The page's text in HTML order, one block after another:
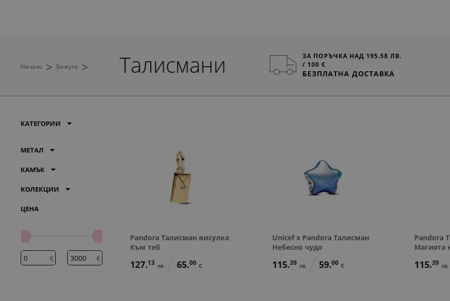
Начало > Бижута > Талисмани
ЗА ПОРЪЧКА НАД 195.58 ЛВ.
/ 100 €
БЕЗПЛАТНА ДОСТАВКА
КАТЕГОРИИ
МЕТАЛ
КАМЪК
КОЛЕКЦИИ
ЦЕНА
€ €
Pandora Талисман висулка
Към теб
127.13 лв. 65.00 €
Unicef x Pandora Талисман
Небесно чудо
115.39 лв. 59.00 €
Pandora
Магията
115.39 лв.